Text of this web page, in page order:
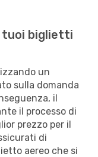
tuoi biglietti
un
sulla domanda
il
il processo di
prezzo per il
di
aereo che si